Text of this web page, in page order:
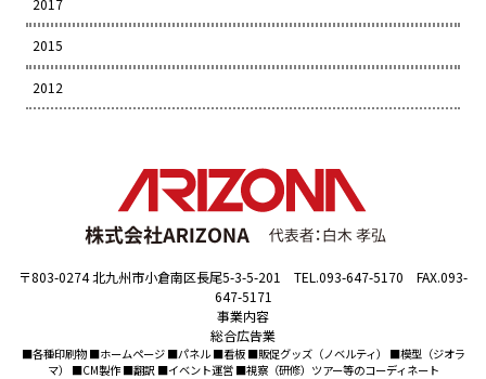
2015
2012
〒803-0274 北九州市小倉南区長尾5-3-5-201 TEL.093-647-5170 FAX.093-
647-5171
事業内容
総合広告業
■各種印刷物 ■ホームページ ■パネル ■看板 ■販促グッズ（ノベルティ） ■模型（ジオラ
マ） ■CM製作 ■翻訳 ■イベント運営 ■視察（研修）ツアー等のコーディネート